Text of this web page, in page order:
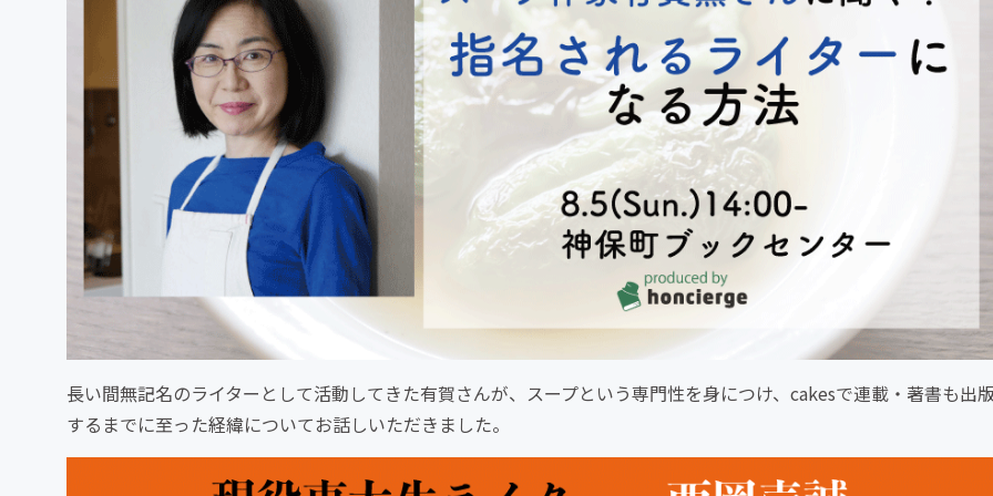
長い間無記名のライターとして活動してきた有賀さんが、スープという専門性を身につけ、cakesで連載・著書も出
するまでに至った経緯についてお話しいただきました。